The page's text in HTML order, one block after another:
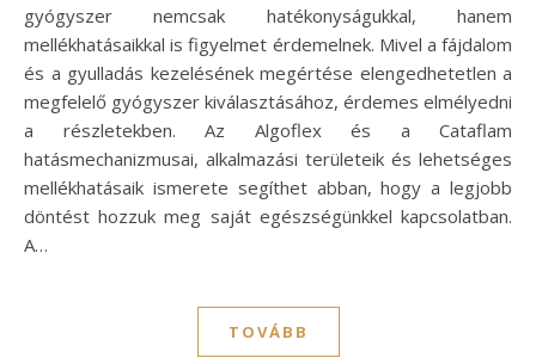
gyógyszer nemcsak hatékonyságukkal, hanem
mellékhatásaikkal is figyelmet érdemelnek. Mivel a fájdalom
és a gyulladás kezelésének megértése elengedhetetlen a
megfelelő gyógyszer kiválasztásához, érdemes elmélyedni
a részletekben. Az Algoflex és a Cataflam
hatásmechanizmusai, alkalmazási területeik és lehetséges
mellékhatásaik ismerete segíthet abban, hogy a legjobb
döntést hozzuk meg saját egészségünkkel kapcsolatban.
A…
TOVÁBB